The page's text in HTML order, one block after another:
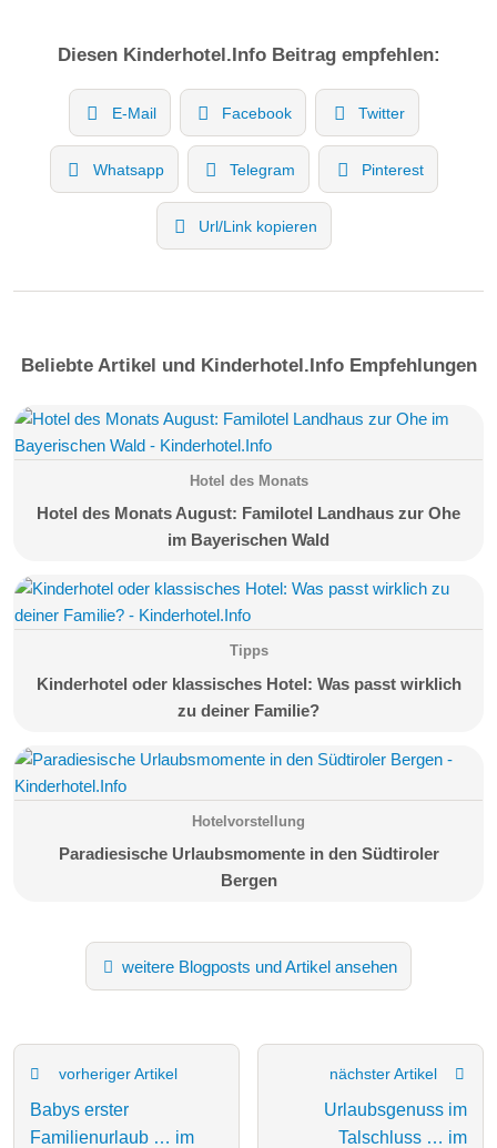
Diesen Kinderhotel.Info Beitrag empfehlen:
E-Mail Facebook Twitter
Whatsapp Telegram Pinterest
Url/Link kopieren
Beliebte Artikel und Kinderhotel.Info Empfehlungen
Hotel des Monats
Hotel des Monats August: Familotel Landhaus zur Ohe
im Bayerischen Wald
Tipps
Kinderhotel oder klassisches Hotel: Was passt wirklich
zu deiner Familie?
Hotelvorstellung
Paradiesische Urlaubsmomente in den Südtiroler
Bergen
weitere Blogposts und Artikel ansehen
vorheriger Artikel
Babys erster
Familienurlaub … im
nächster Artikel
Urlaubsgenuss im
Talschluss … im